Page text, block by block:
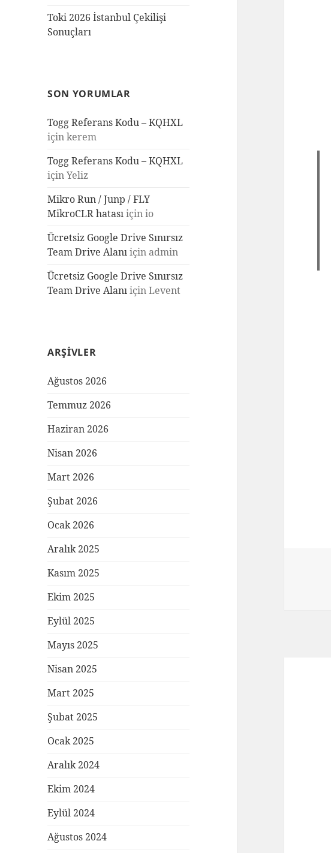
Toki 2026 İstanbul Çekilişi
Sonuçları
SON YORUMLAR
Togg Referans Kodu – KQHXL
içinkerem
Togg Referans Kodu – KQHXL
içinYeliz
Mikro Run / Junp / FLY
MikroCLR hatasıiçinio
Ücretsiz Google Drive Sınırsız
Team Drive Alanıiçin admin
Ücretsiz Google Drive Sınırsız
Team Drive AlanıiçinLevent
ARŞIVLER
Ağustos 2026
Temmuz 2026
Haziran 2026
Nisan 2026
Mart 2026
Şubat 2026
Ocak 2026
Aralık 2025
Kasım 2025
Ekim 2025
Eylül 2025
Mayıs 2025
Nisan 2025
Mart 2025
Şubat 2025
Ocak 2025
Aralık 2024
Ekim 2024
Eylül 2024
Ağustos 2024